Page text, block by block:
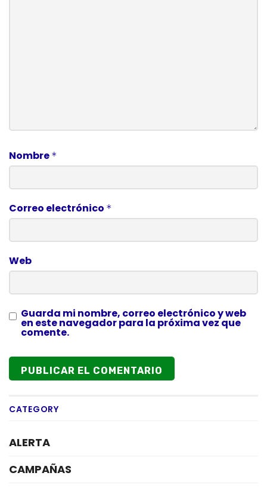
Nombre *
Correo electrónico *
Web
Guarda mi nombre, correo electrónico y web
en este navegador para la próxima vez que
comente.
CATEGORY
ALERTA
CAMPAÑAS